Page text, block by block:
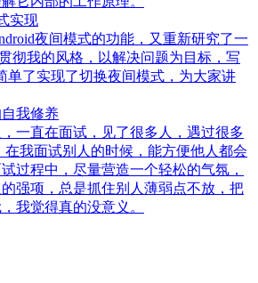
实现
夜间模式的功能，又重新研究了一
彻我的风格，以解决问题为目标，写
单了实现了切换夜间模式，为大家讲
自我修养
一直在面试，见了很多人，遇过很多
在我面试别人的时候，能方便他人都会
过程中，尽量营造一个轻松的气氛，
强项，总是抓住别人薄弱点不放，把
我觉得真的没意义。